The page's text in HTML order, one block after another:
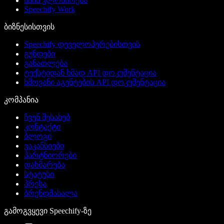
Speechify Work
ბიზნესისთვის
Speechify დეველოპერებისთვის
გუნდები
განათლება
ტექსტიდან ხმად API დოკუმენტაცია
ხმოვანი აგენტების API დოკუმენტაცია
კომპანია
ჩვენ შესახებ
კონტაქტი
ბლოგი
ვაკანსიები
პარტნიორები
დახმარება
სტატუსი
პრესა
ბრენდმასალა
გამოგვყევი Speechify-ზე